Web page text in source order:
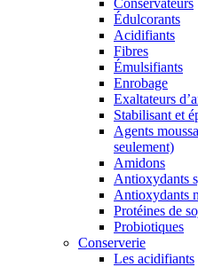
Conservateurs
Édulcorants
Acidifiants
Fibres
Émulsifiants
Enrobage
Exaltateurs
Stabilisant et
Agents
seulement)
Amidons
Antioxydants
Antioxydants
Protéines de
Probiotiques
Conserverie
Les acidifiants